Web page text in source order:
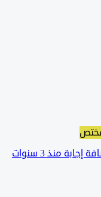
تمت إضافة إجابة منذ 3 سنوات